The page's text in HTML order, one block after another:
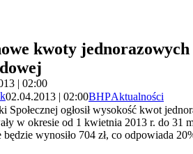
kwoty
| 02:00
02.04.2013 | 02:00BHPAktualności
Społecznej ogłosił wysokość kwot
w okresie od 1 kwietnia 2013 r. do 31
wynosiło 704 zł, co odpowiada